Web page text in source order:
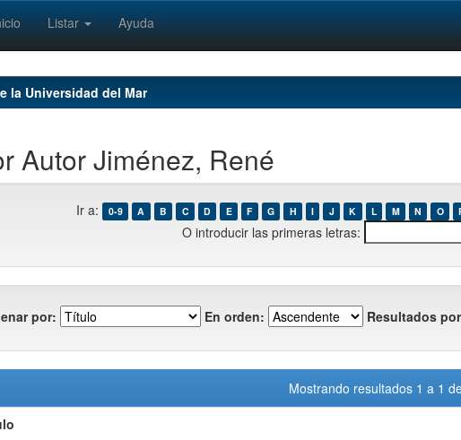
Listar Ayuda
la Universidad del Mar
Autor Jiménez, René
Ir a: 0-9 A B C D E F G H I J K L M N O
O introducir las primeras letras:
por: En orden: Resultados
Mostrando resultados 1 a 1